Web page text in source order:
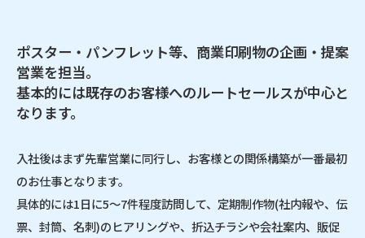
ポスター・パンフレット等、商業印刷物の企画・提案
営業を担当。
基本的には既存のお客様へのルートセールスが中心と
なります。
入社後はまず先輩営業に同行し、お客様との関係構築が一番最初
のお仕事となります。
具体的には1日に5～7件程度訪問して、定期制作物(社内報や、伝
票、封筒、名刺)のヒアリングや、折込チラシや会社案内、販促